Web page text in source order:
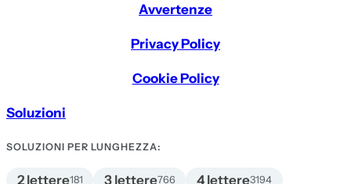
Avvertenze
Privacy Policy
Cookie Policy
Soluzioni
SOLUZIONI PER LUNGHEZZA:
2 lettere181 3 lettere766 4 lettere3194